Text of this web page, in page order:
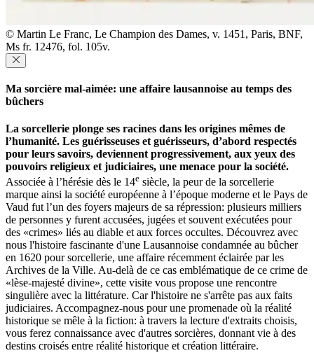
© Martin Le Franc, Le Champion des Dames, v. 1451, Paris, BNF,
Ms fr. 12476, fol. 105v.
Ma sorcière mal-aimée: une affaire lausannoise au temps des
bûchers
La sorcellerie plonge ses racines dans les origines mêmes de
l’humanité. Les guérisseuses et guérisseurs, d’abord respectés
pour leurs savoirs, deviennent progressivement, aux yeux des
pouvoirs religieux et judiciaires, une menace pour la société.
Associée à l’hérésie dès le 14e siècle, la peur de la sorcellerie
marque ainsi la société européenne à l’époque moderne et le Pays de
Vaud fut l’un des foyers majeurs de sa répression: plusieurs milliers
de personnes y furent accusées, jugées et souvent exécutées pour
des «crimes» liés au diable et aux forces occultes. Découvrez avec
nous l'histoire fascinante d'une Lausannoise condamnée au bûcher
en 1620 pour sorcellerie, une affaire récemment éclairée par les
Archives de la Ville. Au-delà de ce cas emblématique de ce crime de
«lèse-majesté divine», cette visite vous propose une rencontre
singulière avec la littérature. Car l'histoire ne s'arrête pas aux faits
judiciaires. Accompagnez-nous pour une promenade où la réalité
historique se mêle à la fiction: à travers la lecture d'extraits choisis,
vous ferez connaissance avec d'autres sorcières, donnant vie à des
destins croisés entre réalité historique et création littéraire.